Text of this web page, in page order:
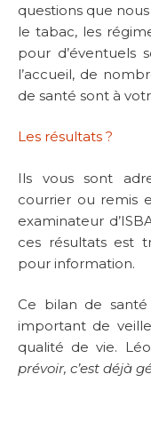
questions que
le tabac, les
pour d’éventuels
l’accueil, de
de santé sont à
Les résultats ?
Ils vous sont
courrier ou remis
examinateur
ces résultats est
pour information.
Ce bilan de
important de
qualité de vie.
prévoir, c’est déjà